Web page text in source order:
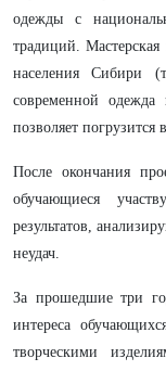
одежды с
традиций.
населения Сибири
современной одежда
позволяет погрузится
После окончания
обучающиеся
результатов,
неудач.
За прошедшие три
интереса
творческими